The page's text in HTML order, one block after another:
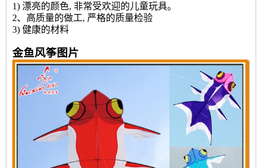
1) 漂亮的颜色, 非常受欢迎的儿童玩具。
2、高质量的做工, 严格的质量检验
3) 健康的材料
金鱼风筝图片